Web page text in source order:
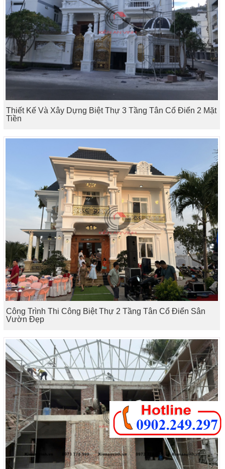
Thiết Kế Và Xây Dựng Biệt Thự 3 Tầng Tân Cổ Điển 2 Mặt
Tiền
Công Trình Thi Công Biệt Thự 2 Tầng Tân Cổ Điển Sân
Vườn Đẹp